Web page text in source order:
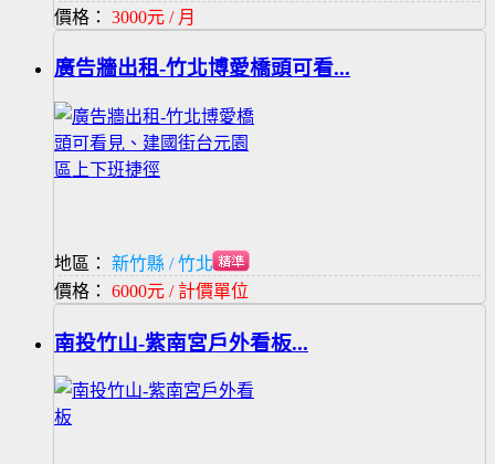
價格： 3000元 / 月
廣告牆出租-竹北博愛橋頭可看...
地區：
新竹縣 / 竹北市
價格： 6000元 / 計價單位
南投竹山-紫南宮戶外看板...